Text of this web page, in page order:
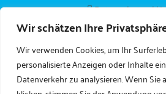
Wir schätzen Ihre
Wir verwenden Cookies, um Ihr
personalisierte Anzeigen oder Inhalte
Datenverkehr zu analysieren. Wenn Sie